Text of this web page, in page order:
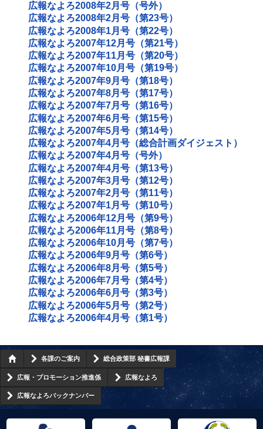
広報なよろ2008年2月号（号外）
広報なよろ2008年2月号（第23号）
広報なよろ2008年1月号（第22号）
広報なよろ2007年12月号（第21号）
広報なよろ2007年11月号（第20号）
広報なよろ2007年10月号（第19号）
広報なよろ2007年9月号（第18号）
広報なよろ2007年8月号（第17号）
広報なよろ2007年7月号（第16号）
広報なよろ2007年6月号（第15号）
広報なよろ2007年5月号（第14号）
広報なよろ2007年4月号（総合計画ダイジェスト）
広報なよろ2007年4月号（号外）
広報なよろ2007年4月号（第13号）
広報なよろ2007年3月号（第12号）
広報なよろ2007年2月号（第11号）
広報なよろ2007年1月号（第10号）
広報なよろ2006年12月号（第9号）
広報なよろ2006年11月号（第8号）
広報なよろ2006年10月号（第7号）
広報なよろ2006年9月号（第6号）
広報なよろ2006年8月号（第5号）
広報なよろ2006年7月号（第4号）
広報なよろ2006年6月号（第3号）
広報なよろ2006年5月号（第2号）
広報なよろ2006年4月号（第1号）
各課のご案内 総合政策部 秘書広報課
広報・プロモーション推進係 広報なよろ
広報なよろバックナンバー